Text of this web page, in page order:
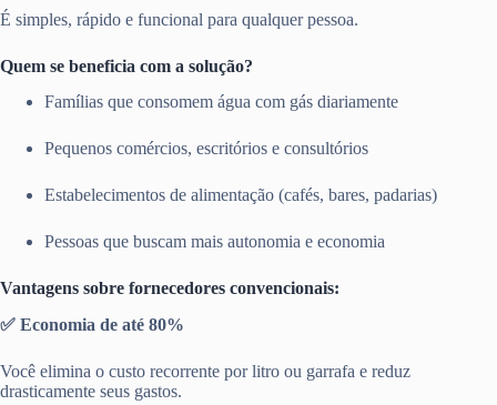
É simples, rápido e funcional para qualquer pessoa.
Quem se beneficia com a solução?
Famílias que consomem água com gás diariamente
Pequenos comércios, escritórios e consultórios
Estabelecimentos de alimentação (cafés, bares, padarias)
Pessoas que buscam mais autonomia e economia
Vantagens sobre fornecedores convencionais:
✅ Economia de até 80%
Você elimina o custo recorrente por litro ou garrafa e reduz
drasticamente seus gastos.